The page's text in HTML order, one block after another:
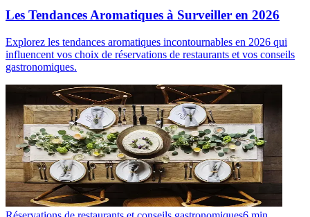
Les Tendances Aromatiques à Surveiller en 2026
Explorez les tendances aromatiques incontournables en 2026 qui
influencent vos choix de réservations de restaurants et vos conseils
gastronomiques.